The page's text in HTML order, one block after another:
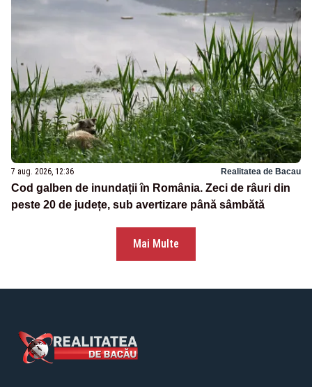
7 aug. 2026, 12:36 Realitatea de Bacau
Cod galben de inundații în România. Zeci de râuri din
peste 20 de județe, sub avertizare până sâmbătă
Mai Multe